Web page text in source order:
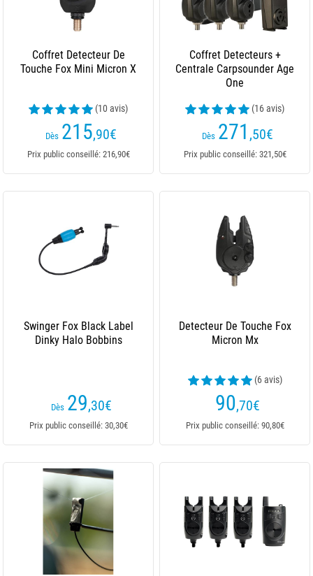
Coffret Detecteur De
Touche Fox Mini Micron X
(10 avis)
Dès 215,90€
Prix public conseillé: 216,90€
Coffret Detecteurs +
Centrale Carpsounder Age
One
(16 avis)
Dès 271 ,50€
Prix public conseillé: 321,50€
Swinger Fox Black Label
Dinky Halo Bobbins
Dès 29,30€
Prix public conseillé: 30,30€
Detecteur De Touche Fox
Micron Mx
(6 avis)
90,70€
Prix public conseillé: 90,80€